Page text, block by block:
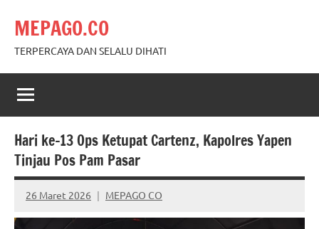
content
MEPAGO.CO
TERPERCAYA DAN SELALU DIHATI
Hari ke-13 Ops Ketupat Cartenz, Kapolres Yapen
Tinjau Pos Pam Pasar
26 Maret 2026 MEPAGO CO
No
comments